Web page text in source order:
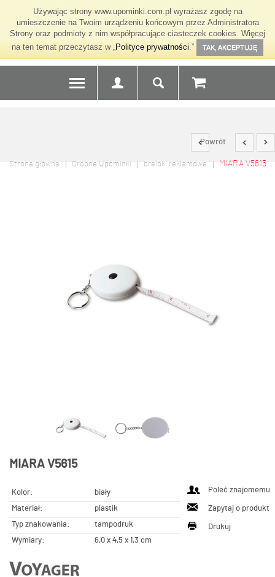
Używając strony www.upominki.com.pl wyrażasz zgodę na
umieszczenie na Twoim urządzeniu końcowym przez Administratora
Strony oraz podmioty z nim współpracujące ciasteczek cookies. Więcej
na ten temat przeczytasz w „Polityce prywatności.” TAK, AKCEPTUJĘ
Powrót
Strona główna Drobne Upominki breloki reklamowe MIARA V5615
MIARA V5615
Kolor:
biały
Materiał:
plastik
Typ znakowania:
tampodruk
Wymiary:
6,0 x 4,5 x 1,3 cm
Poleć znajomemu
Zapytaj o produkt
Drukuj